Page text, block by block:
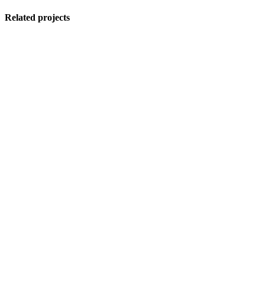
Related projects